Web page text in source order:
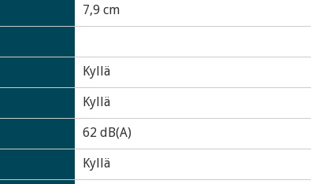
7,9 cm
Kyllä
Kyllä
62 dB(A)
Kyllä